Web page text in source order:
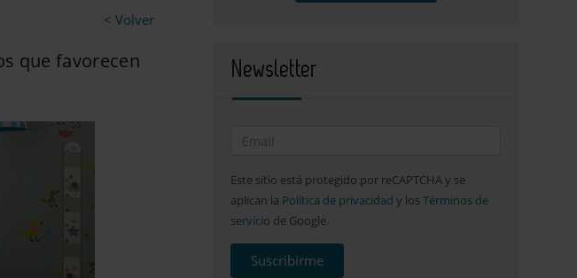
< Volver
que favorecen
Newsletter
Este sitio está protegido por reCAPTCHA y se
aplican la Política de privacidad y losTérminos de
servicio de Google.
Suscribirme